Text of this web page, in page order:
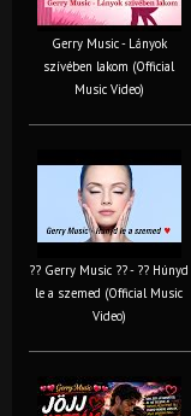
Gerry Music - Lányok
szívében lakom (Official
Music Video)
?? Gerry Music ?? - ?? Húnyd
le a szemed (Official Music
Video)